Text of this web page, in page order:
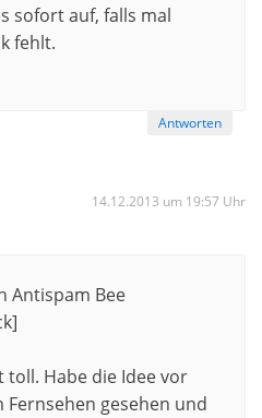
sofort auf, falls mal
fehlt.
Antworten
14.12.2013 um 19:57 Uhr
Antispam Bee
toll. Habe die Idee vor
gesehen und